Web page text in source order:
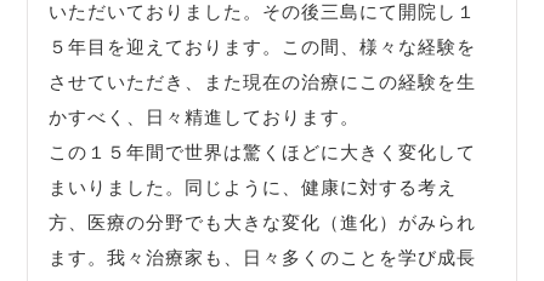
いただいておりました。その後三島にて開院し１
５年目を迎えております。この間、様々な経験を
させていただき、また現在の治療にこの経験を生
かすべく、日々精進しております。
この１５年間で世界は驚くほどに大きく変化して
まいりました。同じように、健康に対する考え
方、医療の分野でも大きな変化（進化）がみられ
ます。我々治療家も、日々多くのことを学び成長